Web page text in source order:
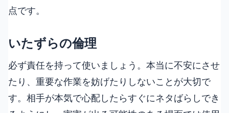
点です。
いたずらの倫理
必ず責任を持って使いましょう。本当に不安にさせ
たり、重要な作業を妨げたりしないことが大切で
す。相手が本気で心配したらすぐにネタばらしでき